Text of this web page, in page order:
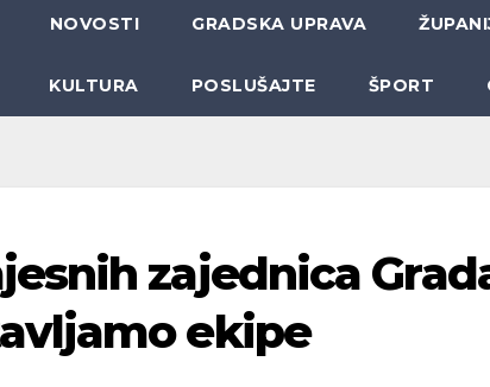
NOVOSTI GRADSKA UPRAVA
KULTURA POSLUŠAJTE ŠPORT
zajednica
ekipe